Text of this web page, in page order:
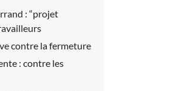
: “projet
contre la fermeture
: contre les